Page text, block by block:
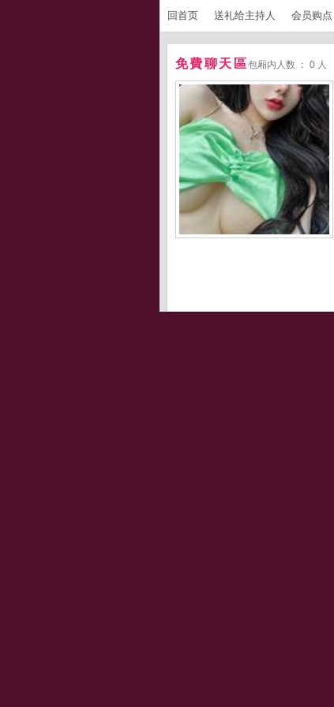
回首页 送礼给主持人 会员购点
免費聊天區包厢内人数 ： 0 人